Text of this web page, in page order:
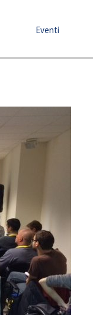
Eventi